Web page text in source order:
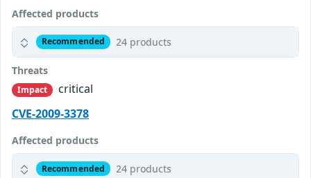
Affected products
Recommended 24 products
Threats
Impact
critical
CVE-2009-3378
Affected products
Recommended 24 products